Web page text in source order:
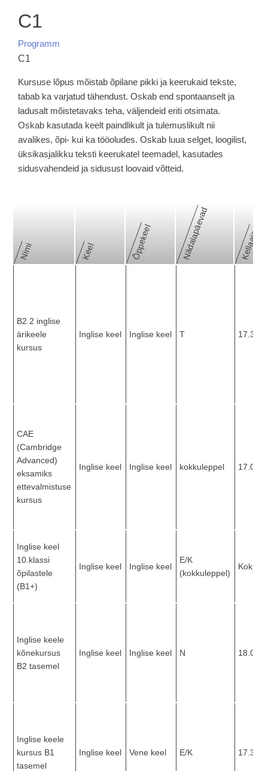
С1
Programm
С1
Kursuse lõpus mõistab õpilane pikki ja keerukaid tekste,
tabab ka varjatud tähen­dust. Oskab end spontaanselt ja
ladusalt mõistetavaks teha, väljendeid eriti otsimata.
Oskab kasutada keelt paindlikult ja tule­muslikult nii
avalikes, õpi- kui ka tööoludes. Oskab luua selget, loogilist,
üksik­asjalikku teksti keerukatel teemadel, kasutades
sidus­vahendeid ja sidusust loovaid võtteid.
Nimi Keel Õppekeel Nädalapäevad Kellaajad
B2.2 inglise
ärikeele
kursus
Inglise keel Inglise keel T 17.30-
CAE
(Cambridge
Advanced)
eksamiks
ettevalmistuse
kursus
Inglise keel Inglise keel kokkuleppel 17.00 -
Inglise keel
10.klassi
õpilastele
(B1+)
Inglise keel Inglise keel
E/K
(kokkuleppel)
Inglise keele
kõnekursus
B2 tasemel
Inglise keel Inglise keel N 18.00 -
Inglise keele
kursus B1
tasemel
Inglise keel Vene keel E/K 17.30 -